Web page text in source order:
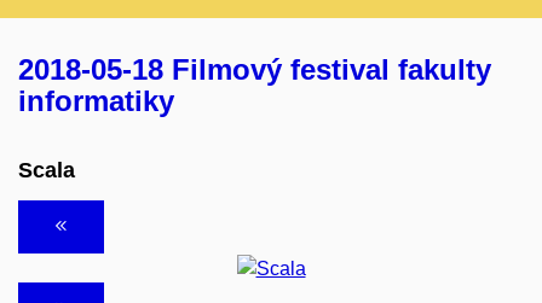
2018-05-18 Filmový festival fakulty
informatiky
Scala